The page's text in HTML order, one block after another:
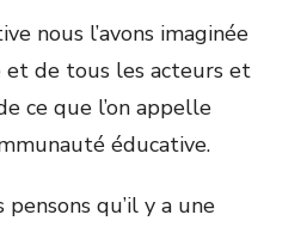
nous l’avons imaginée
et de tous les acteurs et
ce que l’on appelle
éducative.
qu’il y a une